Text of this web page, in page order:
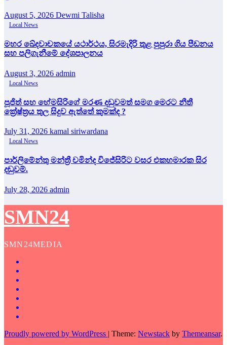
August 5, 2026 Dewmi Talisha
Local News
මහර ඛේදවාචකයේ යථාර්ථය, සිරමැදිරි තුළ පුපුරා ගිය පීඩනය
සහ පලිගැනීමේ දේශපාලනය
August 3, 2026 admin
Local News
පූජිත් සහ හේමසිරිගේ මරණ දඩුවමත් සමග මෙරට නීතී
ක්‍රේෂ්ත්‍රය තුල සිදුව ඇත්තේ කුමක්ද ?
July 31, 2026 kamal siriwardana
Local News
පාර්ලිමේන්තු මන්ත්‍රී චමින්ද විජේසිරිට වසර එකහමාරක සිර
දඬුවම්.
July 28, 2026 admin
SMN24
SMN24MEDIA
Proudly powered by WordPress | Theme: Newstack by Themeansar.